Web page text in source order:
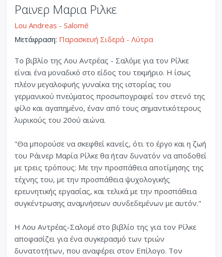
Ραινερ Μαρια Ριλκε
Lou Andreas - Salomé
Μετάφραση: Παρασκευή Σιδερά - Λύτρα
Το βιβλίο της Λου Αντρέας - Σαλόμε για τον Ρίλκε
είναι ένα μοναδικό στο είδος του τεκμήριο. Η ίσως
πλέον μεγαλοφυής γυναίκα της ιστορίας του
γερμανικού πνεύματος προσωπογραφεί τον στενό της
φίλο και αγαπημένο, έναν από τους σημαντικότερους
λυρικούς του 20ού αιώνα.
"Θα μπορούσε να σκεφθεί κανείς, ότι το έργο και η ζωή
του Ράινερ Μαρία Ρίλκε θα ήταν δυνατόν να αποδοθεί
με τρεις τρόπους: Με την προσπάθεια αποτίμησης της
τέχνης του, με την προσπάθεια ψυχολογικής
ερευνητικής εργασίας, και τελικά με την προσπάθεια
συγκέντρωσης αναμνήσεων συνδεδεμένων με αυτόν."
Η Λου Αντρέας-Σαλομέ στο βιβλίο της για τον Ρίλκε
αποφασίζει για ένα συγκερασμό των τριών
δυνατοτήτων, που αναφέρει στον Επίλογο. Τον